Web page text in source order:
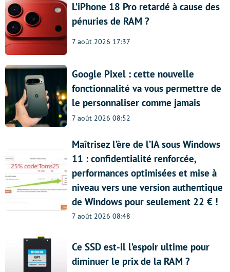
L’iPhone 18 Pro retardé à cause des
pénuries de RAM ?
7 août 2026 17:37
Google Pixel : cette nouvelle
fonctionnalité va vous permettre de
le personnaliser comme jamais
7 août 2026 08:52
Maîtrisez l’ère de l’IA sous Windows
11 : confidentialité renforcée,
performances optimisées et mise à
niveau vers une version authentique
de Windows pour seulement 22 € !
7 août 2026 08:48
Ce SSD est-il l’espoir ultime pour
diminuer le prix de la RAM ?